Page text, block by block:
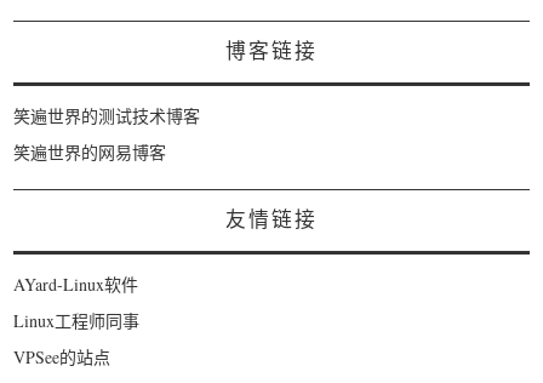
博客链接
笑遍世界的测试技术博客
笑遍世界的网易博客
友情链接
AYard-Linux软件
Linux工程师同事
VPSee的站点